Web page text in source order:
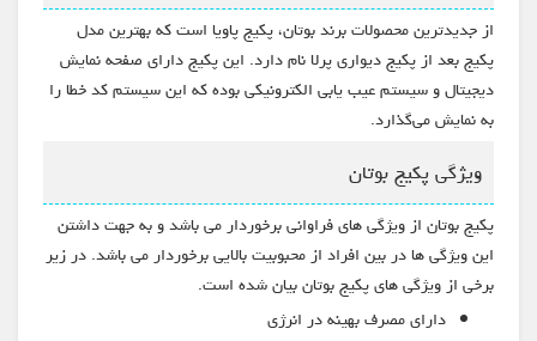
از جدیدترین محصولات برند بوتان، پکیج پاویا است که بهترین مدل
پکیج بعد از پکیج دیواری پرلا نام دارد. این پکیج دارای صفحه نمایش
دیجیتال و سیستم عیب یابی الکترونیکی بوده که این سیستم کد خطا را
به نمایش می‌گذارد.
ویژگی پکیج بوتان
پکیج بوتان از ویژگی های فراوانی برخوردار می باشد و به جهت داشتن
این ویژگی ها در بین افراد از محبوبیت بالایی برخوردار می باشد. در زیر
برخی از ویژگی های پکیج بوتان بیان شده است.
دارای مصرف بهینه در انرژی